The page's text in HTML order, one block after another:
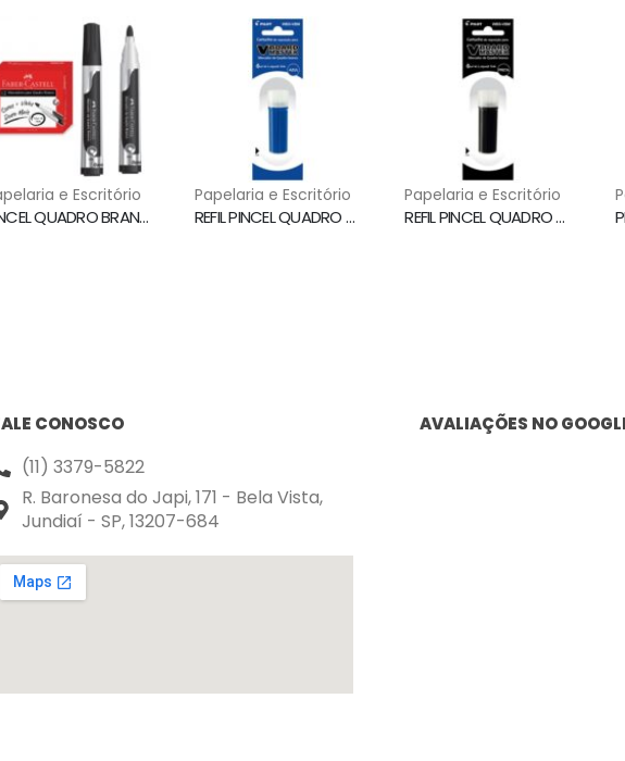
e Escritório
PINCEL QUADRO BRANCO PONTA 3.5MM PRETO MQB/PR FABER CASTELL
Papelaria e Escritório
REFIL PINCEL QUADRO BRANCO AZUL WBS-VBM PILOT
Papelaria e Escritório
REFIL PINCEL QUADRO BRANCO PRETO WBS-VBM PILOT
CONOSCO
(11) 3379-5822
R. Baronesa do Japi, 171 - Bela Vista,
Jundiaí - SP, 13207-684
AVALIAÇÕES NO